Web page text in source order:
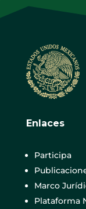
Enlaces
Participa
Marco
Plataforma